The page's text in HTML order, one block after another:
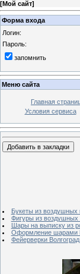
[Мой сайт]
Форма входа
Логин:
Пароль:
запомнить
Меню сайта
Главная
Условия сервиса
Букеты из воздушных
Фигуры из
Шары на выписку из
Оформление шарами
Фейерверки Волгоград